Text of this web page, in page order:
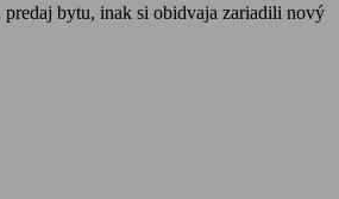
bytu, inak si obidvaja zariadili nový